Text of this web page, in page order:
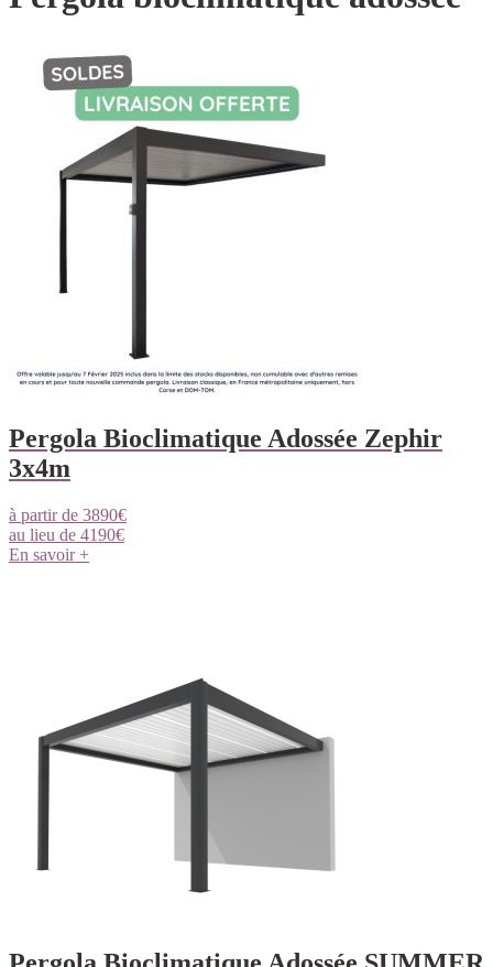
Pergola Bioclimatique Adossée Zephir
3x4m
à partir de 3890€
au lieu de 4190€
En savoir +